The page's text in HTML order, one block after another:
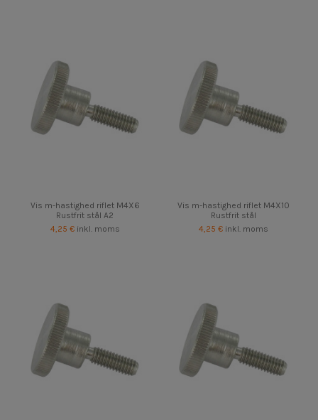
Vis m-hastighed riflet M4X6
Rustfrit stål A2
4,25 € inkl. moms
Vis m-hastighed riflet M4X10
Rustfrit stål
4,25 € inkl. moms